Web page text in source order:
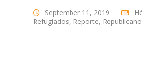
September 11, 2019
Refugiados, Reporte,